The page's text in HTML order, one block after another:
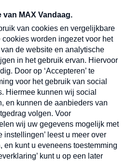
en dinsdagochtend in
Verzend